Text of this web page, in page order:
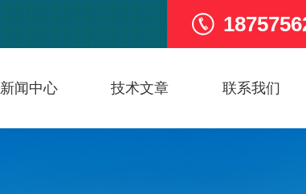
新闻中心 技术文章 联系我们